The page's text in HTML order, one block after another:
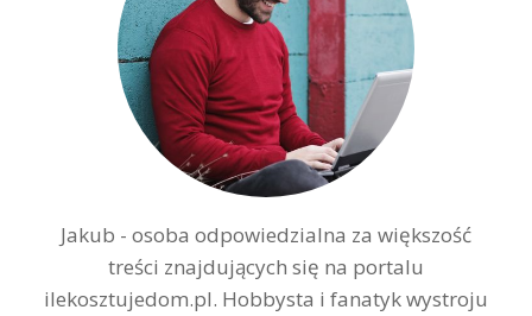
Jakub - osoba odpowiedzialna za większość
treści znajdujących się na portalu
ilekosztujedom.pl. Hobbysta i fanatyk wystroju